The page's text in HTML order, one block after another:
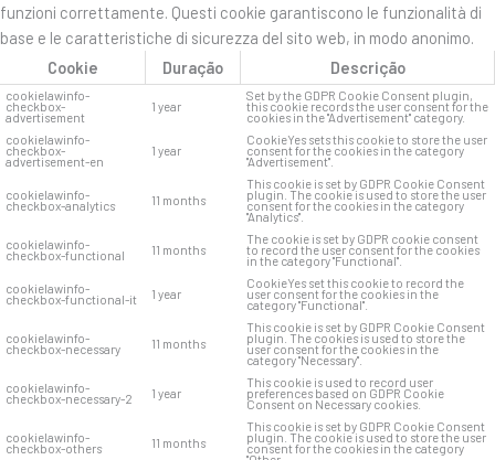
funzioni correttamente. Questi cookie garantiscono le funzionalità di
base e le caratteristiche di sicurezza del sito web, in modo anonimo.
Cookie
Duração Descrição
cookielawinfo-
checkbox-
advertisement
1 year
Set by the GDPR Cookie Consent plugin,
this cookie records the user consent for the
cookies in the "Advertisement" category.
cookielawinfo-
checkbox-
advertisement-en
1 year
CookieYes sets this cookie to store the user
consent for the cookies in the category
"Advertisement".
cookielawinfo-
checkbox-analytics 11 months
This cookie is set by GDPR Cookie Consent
plugin. The cookie is used to store the user
consent for the cookies in the category
"Analytics".
cookielawinfo-
checkbox-functional 11 months
The cookie is set by GDPR cookie consent
to record the user consent for the cookies
in the category "Functional".
cookielawinfo-
checkbox-functional-it 1 year
CookieYes set this cookie to record the
user consent for the cookies in the
category "Functional".
cookielawinfo-
checkbox-necessary 11 months
This cookie is set by GDPR Cookie Consent
plugin. The cookies is used to store the
user consent for the cookies in the
category "Necessary".
cookielawinfo-
checkbox-necessary-2 1 year
This cookie is used to record user
preferences based on GDPR Cookie
Consent on Necessary cookies.
cookielawinfo-
checkbox-others 11 months
This cookie is set by GDPR Cookie Consent
plugin. The cookie is used to store the user
consent for the cookies in the category